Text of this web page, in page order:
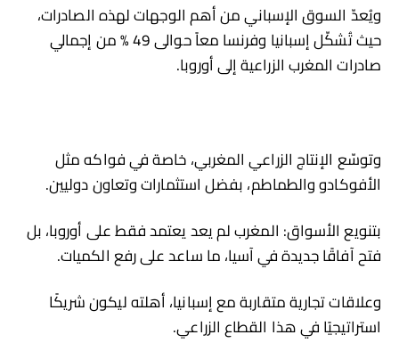
ويُعدّ السوق الإسباني من أهم الوجهات لهذه الصادرات،
حيث تُشكّل إسبانيا وفرنسا معاً حوالى 49 % من إجمالي
صادرات المغرب الزراعية إلى أوروبا.
وتوسّع الإنتاج الزراعي المغربي، خاصة في فواكه مثل
الأفوكادو والطماطم، بفضل استثمارات وتعاون دوليين.
بتنويع الأسواق: المغرب لم يعد يعتمد فقط على أوروبا، بل
فتح آفاقًا جديدة في آسيا، ما ساعد على رفع الكميات.
وعلاقات تجارية متقاربة مع إسبانيا، أهلته ليكون شريكًا
استراتيجيًا في هذا القطاع الزراعي.